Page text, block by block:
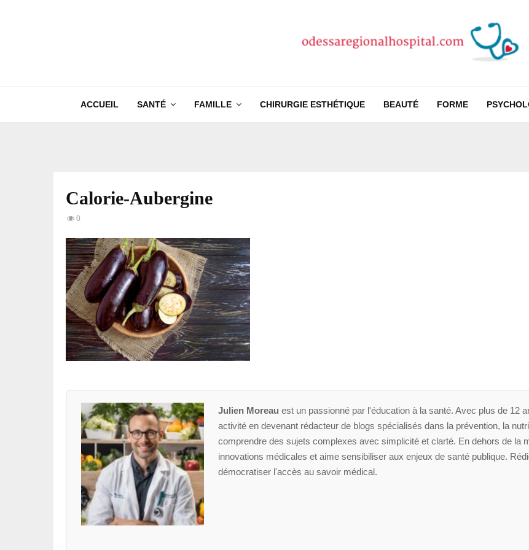
ACCUEIL SANTÉ FAMILLE CHIRURGIE ESTHÉTIQUE BEAUTÉ FORME
Calorie-Aubergine
0
Julien Moreau est un passionné par l'éducation à la santé. Avec plus de 12
activité en devenant rédacteur de blogs spécialisés dans la prévention, la
comprendre des sujets complexes avec simplicité et clarté. En dehors de la
innovations médicales et aime sensibiliser aux enjeux de santé publique.
démocratiser l'accès au savoir médical.